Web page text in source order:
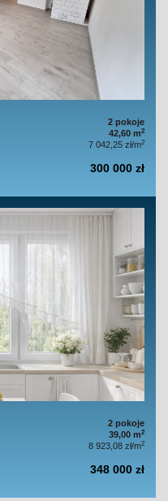
2 pokoje
42,60 m2
7 042,25 zł/m2
300 000 zł
2 pokoje
39,00 m2
8 923,08 zł/m2
348 000 zł